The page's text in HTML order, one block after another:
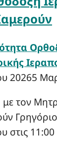
20265
με τον
στις 11:00